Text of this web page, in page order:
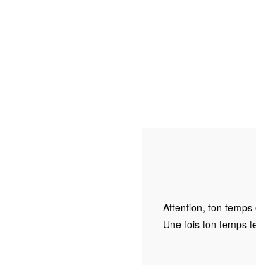
- Attention, ton
- Une fois ton temps